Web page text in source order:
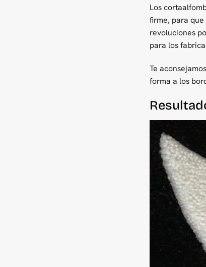
Los
firme, para
revoluciones
para los
Te
forma a los